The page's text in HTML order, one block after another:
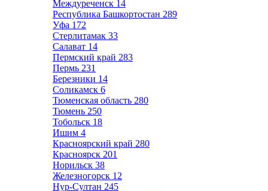
Междуреченск 14
Республика Башкортостан 289
Уфа 172
Стерлитамак 33
Салават 14
Пермский край 283
Пермь 231
Березники 14
Соликамск 6
Тюменская область 280
Тюмень 250
Тобольск 18
Ишим 4
Красноярский край 280
Красноярск 201
Норильск 38
Железногорск 12
Нур-Султан 245